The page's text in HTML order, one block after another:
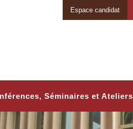
Espace candidat
Séminaires et Ateliers